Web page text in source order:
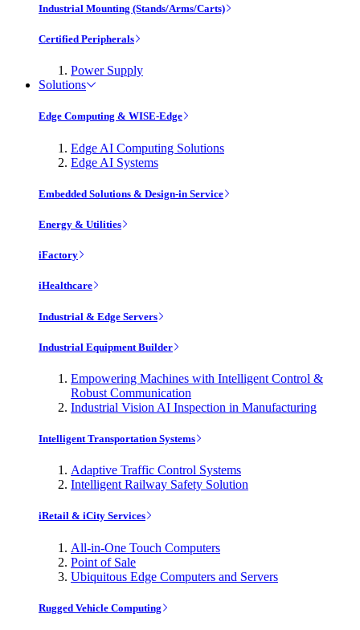
Industrial Mounting (Stands/Arms/Carts)
Certified Peripherals
Power Supply
Solutions
Edge Computing & WISE-Edge
Edge AI Computing Solutions
Edge AI Systems
Embedded Solutions & Design-in Service
Energy & Utilities
iFactory
iHealthcare
Industrial & Edge Servers
Industrial Equipment Builder
Empowering Machines with Intelligent Control &
Robust Communication
Industrial Vision AI Inspection in Manufacturing
Intelligent Transportation Systems
Adaptive Traffic Control Systems
Intelligent Railway Safety Solution
iRetail & iCity Services
All-in-One Touch Computers
Point of Sale
Ubiquitous Edge Computers and Servers
Rugged Vehicle Computing